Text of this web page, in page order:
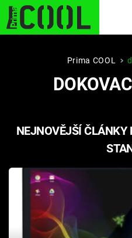
STARHOUSE BUFFY,
PLNEJ KOTEL
Filmy
Seriály
Prima COOL
NEJNOVĚJŠÍ ČLÁNKY